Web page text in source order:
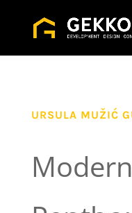
URSULA MUŽIĆ